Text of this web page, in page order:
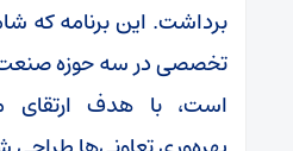
برداشت. این برنامه که
تخصصی در سه حوزه
است، با هدف ارتقای